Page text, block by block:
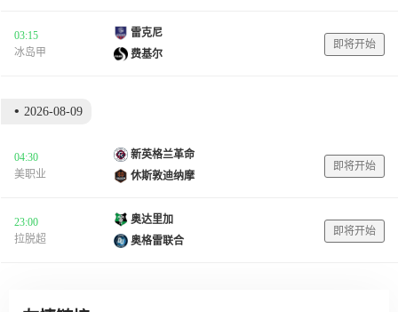
03:15
冰岛甲
雷克尼
费基尔
即将开始
• 2026-08-09
04:30
美职业
新英格兰革命
休斯敦迪纳摩
即将开始
23:00
拉脱超
奥达里加
奥格雷联合
即将开始